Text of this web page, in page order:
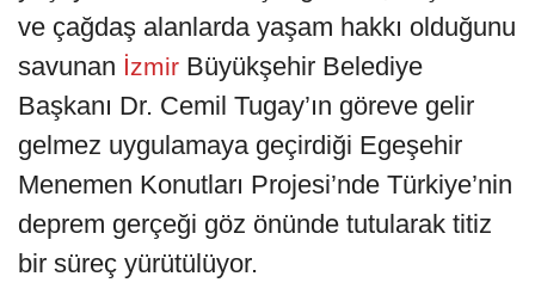
ve çağdaş alanlarda yaşam hakkı olduğunu
savunan İzmir Büyükşehir Belediye
Başkanı Dr. Cemil Tugay’ın göreve gelir
gelmez uygulamaya geçirdiği Egeşehir
Menemen Konutları Projesi’nde Türkiye’nin
deprem gerçeği göz önünde tutularak titiz
bir süreç yürütülüyor.